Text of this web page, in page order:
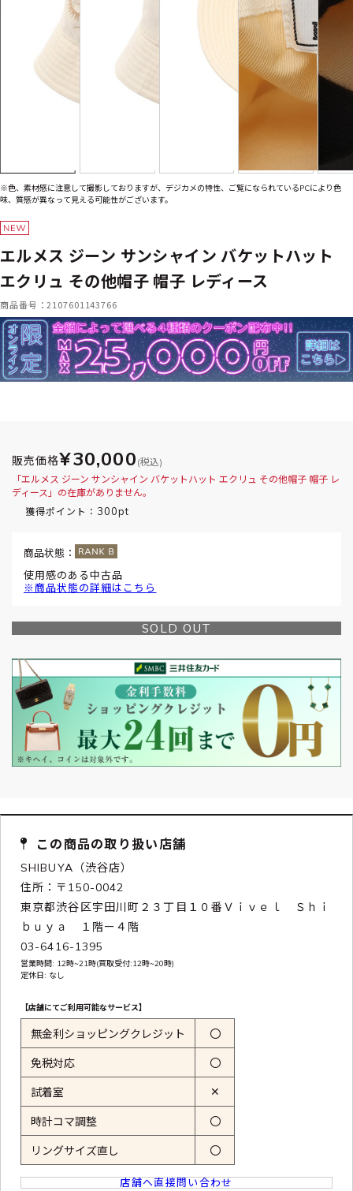
※色、素材感に注意して撮影しておりますが、デジカメの特性、ご覧になられているPCにより色
味、質感が異なって見える可能性がございます。
エルメス ジーン サンシャイン バケットハット
エクリュ その他帽子 帽子 レディース
商品番号：2107601143766
販売価格¥30,000 (税込)
「エルメス ジーン サンシャイン バケットハット エクリュ その他帽子 帽子 レ
ディース」の在庫がありません。
獲得ポイント： 300pt
商品状態：
使用感のある中古品
※商品状態の詳細はこちら
SOLD OUT
この商品の取り扱い店舗
SHIBUYA（渋谷店）
住所：〒150-0042
東京都渋谷区宇田川町２３丁目１０番Ｖｉｖｅｌ Ｓｈｉ
ｂｕｙａ １階ー４階
03-6416-1395
営業時間: 12時~21時(買取受付:12時~20時)
定休日: なし
【店舗にてご利用可能なサービス】
無金利ショッピングクレジット 〇
免税対応 〇
試着室 ✕
時計コマ調整 〇
リングサイズ直し 〇
店舗へ直接問い合わせ